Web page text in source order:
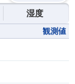
湿度
観測値